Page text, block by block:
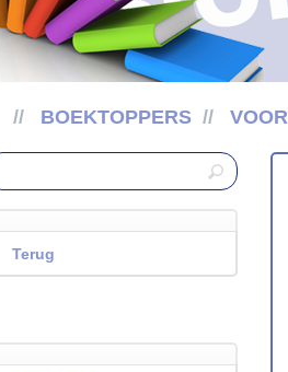
// BOEKTOPPERS //
Terug